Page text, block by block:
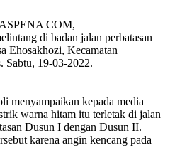
COM,
di badan jalan perbatasan
Ehosakhozi, Kecamatan
Sabtu, 19-03-2022.
menyampaikan kepada media
warna hitam itu terletak di jalan
Dusun I dengan Dusun II.
karena angin kencang pada